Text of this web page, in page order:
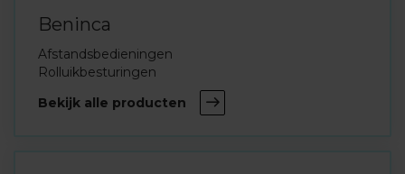
Beninca
Afstandsbedieningen
Rolluikbesturingen
Bekijk alle producten